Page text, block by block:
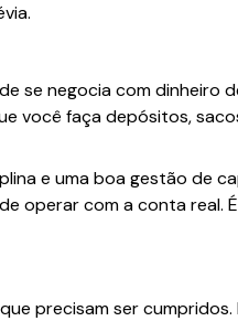
se negocia com dinheiro
você faça depósitos,
e uma boa gestão de
operar com a conta real.
precisam ser cumpridos.